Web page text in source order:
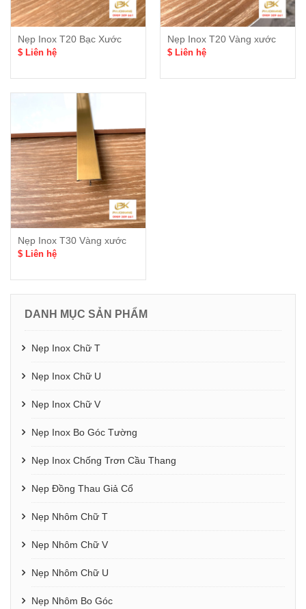
Nẹp Inox T20 Bạc Xước
$ Liên hệ
Nẹp Inox T20 Vàng xước
$ Liên hệ
Nẹp Inox T30 Vàng xước
$ Liên hệ
DANH MỤC SẢN PHẨM
Nẹp Inox Chữ T
Nẹp Inox Chữ U
Nẹp Inox Chữ V
Nẹp Inox Bo Góc Tường
Nẹp Inox Chống Trơn Cầu Thang
Nẹp Đồng Thau Giả Cổ
Nẹp Nhôm Chữ T
Nẹp Nhôm Chữ V
Nẹp Nhôm Chữ U
Nẹp Nhôm Bo Góc